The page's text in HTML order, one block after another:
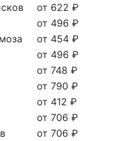
от 622 ₽
от 496 ₽
от 454 ₽
от 496 ₽
от 748 ₽
от 790 ₽
от 412 ₽
от 706 ₽
от 706 ₽